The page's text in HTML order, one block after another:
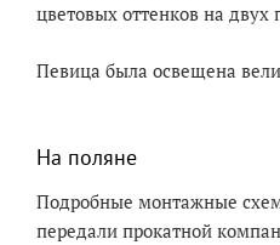
цветовых оттенков на двух
Певица была освещена
На поляне
Подробные монтажные
передали прокатной